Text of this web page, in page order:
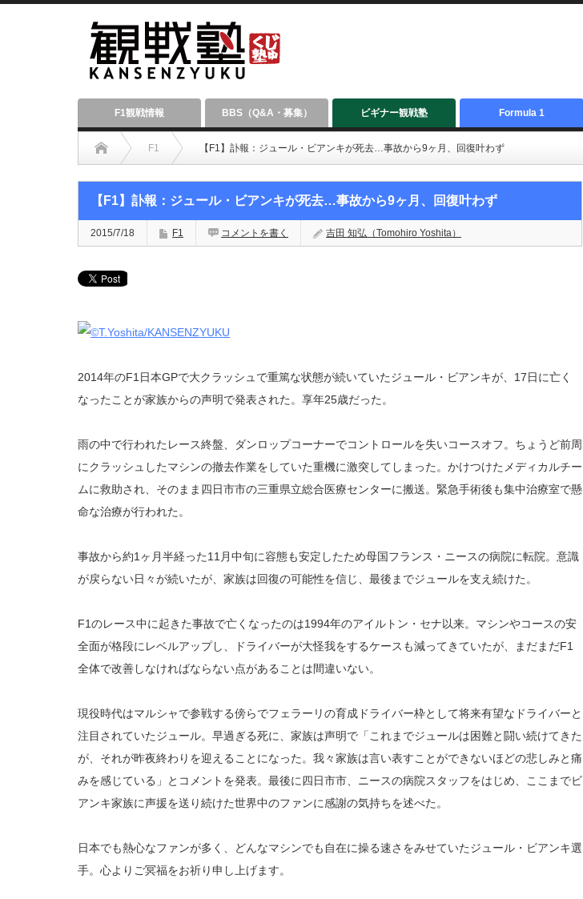
F1観戦情報 BBS（Q&A・募集） ビギナー観戦塾 Formula 1
F1 【F1】訃報：ジュール・ビアンキが死去…事故から9ヶ月、回復叶わず
【F1】訃報：ジュール・ビアンキが死去…事故から9ヶ月、回復叶わず
2015/7/18 F1 コメントを書く 吉田 知弘（Tomohiro Yoshita）
2014年のF1日本GPで大クラッシュで重篤な状態が続いていたジュール・ビアンキが、17日に亡く
なったことが家族からの声明で発表された。享年25歳だった。
雨の中で行われたレース終盤、ダンロップコーナーでコントロールを失いコースオフ。ちょうど前周
にクラッシュしたマシンの撤去作業をしていた重機に激突してしまった。かけつけたメディカルチー
ムに救助され、そのまま四日市市の三重県立総合医療センターに搬送。緊急手術後も集中治療室で懸
命な治療が行われた。
事故から約1ヶ月半経った11月中旬に容態も安定したため母国フランス・ニースの病院に転院。意識
が戻らない日々が続いたが、家族は回復の可能性を信じ、最後までジュールを支え続けた。
F1のレース中に起きた事故で亡くなったのは1994年のアイルトン・セナ以来。マシンやコースの安
全面が格段にレベルアップし、ドライバーが大怪我をするケースも減ってきていたが、まだまだF1
全体で改善しなければならない点があることは間違いない。
現役時代はマルシャで参戦する傍らでフェラーリの育成ドライバー枠として将来有望なドライバーと
注目されていたジュール。早過ぎる死に、家族は声明で「これまでジュールは困難と闘い続けてきた
が、それが昨夜終わりを迎えることになった。我々家族は言い表すことができないほどの悲しみと痛
みを感じている」とコメントを発表。最後に四日市市、ニースの病院スタッフをはじめ、ここまでビ
アンキ家族に声援を送り続けた世界中のファンに感謝の気持ちを述べた。
日本でも熱心なファンが多く、どんなマシンでも自在に操る速さをみせていたジュール・ビアンキ選
手。心よりご冥福をお祈り申し上げます。